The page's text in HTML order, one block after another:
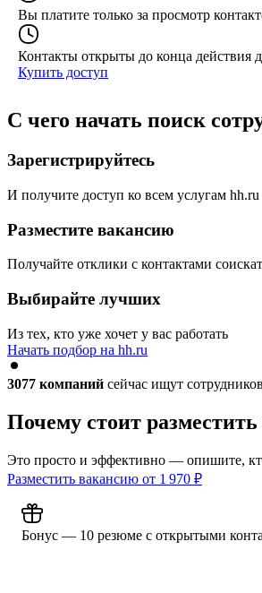
Вы платите только за просмотр
Контакты открыты до конца действия
Купить доступ
С чего начать поиск
Зарегистрируйтесь
И получите доступ ко всем услугам hh.ru
Разместите вакансию
Получайте отклики с контактами
Выбирайте лучших
Из тех, кто уже хочет у вас работать
Начать подбор на hh.ru
3077 компаний сейчас ищут сотрудников
Почему стоит
Это просто и эффективно — опишите,
Разместить вакансию от 1 970 ₽
Бонус — 10 резюме с открытыми